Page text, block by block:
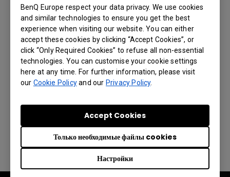
BenQ Europe respect your data privacy. We use cookies
and similar technologies to ensure you get the best
experience when visiting our website. You can either
accept these cookies by clicking “Accept Cookies”, or
click “Only Required Cookies” to refuse all non-essential
technologies. You can customise your cookie settings
here at any time. For further information, please visit
our Cookie Policyand ourPrivacy Policy.
Настройки
Только необходимые файлы cookies
Accept Cookies
моделировании, а также простой и понятной
системой управления. Для небольших
помещений был выбран короткофокусный
проектор BenQ с разрешением Full HD и
точной цветопередачей, обеспечивающий
прекрасное проецирование изображения
несмотря на пространственные ограничения.
проекторах предварительно установлено ПО
Multiple Display Administrator (MDA),
позволяющее одновременно и
централизованно управлять несколькими